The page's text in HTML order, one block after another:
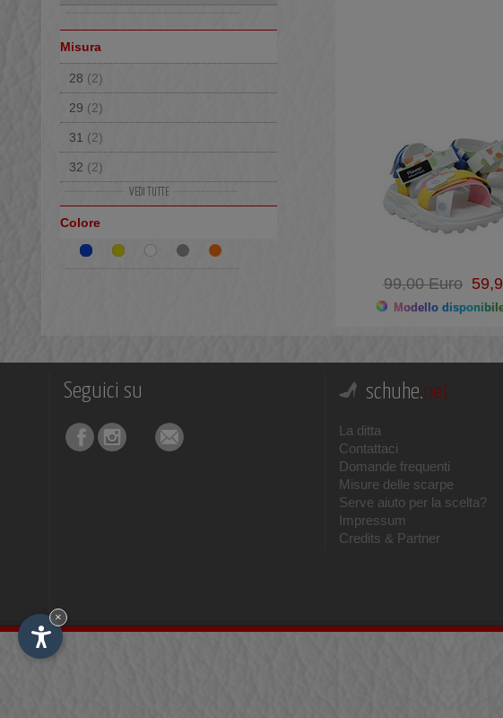
Misura
28 (2)
29 (2)
31 (2)
32 (2)
33 (2)
34(1)
35(1)
Colore
99,00 Euro
Modello
Seguici su schuhe.net
La ditta
Contattaci
Domande frequenti
Misure delle scarpe
Serve aiuto per la scelta?
Impressum
Credits & Partner
×